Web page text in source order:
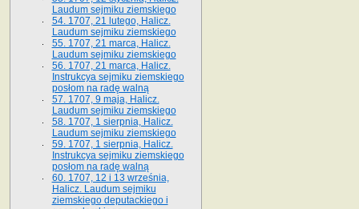
Laudum sejmiku ziemskiego
54. 1707, 21 lutego, Halicz.
Laudum sejmiku ziemskiego
55. 1707, 21 marca, Halicz.
Laudum sejmiku ziemskiego
56. 1707, 21 marca, Halicz.
Instrukcya sejmiku ziemskiego
posłom na radę walną
57. 1707, 9 maja, Halicz.
Laudum sejmiku ziemskiego
58. 1707, 1 sierpnia, Halicz.
Laudum sejmiku ziemskiego
59. 1707, 1 sierpnia, Halicz.
Instrukcya sejmiku ziemskiego
posłom na radę walną
60. 1707, 12 i 13 września,
Halicz. Laudum sejmiku
ziemskiego deputackiego i